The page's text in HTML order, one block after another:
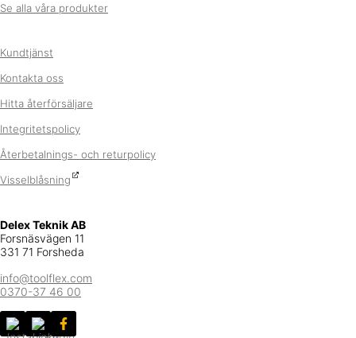
Delex Teknik AB
Forsnäsvägen 11
331 71 Forsheda
info@toolflex.com
0370-37 46 00
Se alla våra produkter
Kundtjänst
Kontakta oss
Hitta återförsäljare
Integritetspolicy
Återbetalnings- och returpolicy
Visselblåsning